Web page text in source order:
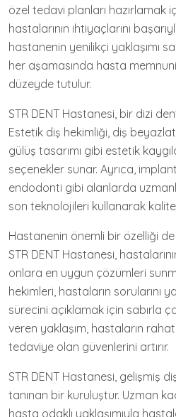
özel tedavi planları hazırlamak
hastalarının ihtiyaçlarını
hastanenin yenilikçi yaklaşımı
her aşamasında hasta
düzeyde tutulur.
STR DENT Hastanesi, bir dizi
Estetik diş hekimliği, diş
gülüş tasarımı gibi estetik
seçenekler sunar. Ayrıca,
endodonti gibi alanlarda
son teknolojileri kullanarak
Hastanenin önemli bir özelliği de
STR DENT Hastanesi,
onlara en uygun çözümleri
hekimleri, hastaların sorularını
sürecini açıklamak için sabırla
veren yaklaşım, hastaların
tedaviye olan güvenlerini artırır.
STR DENT Hastanesi, gelişmiş
tanınan bir kuruluştur. Uzman
hasta odaklı yaklaşımıyla